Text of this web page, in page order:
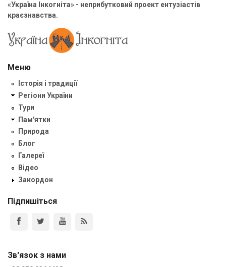
«Україна Інкогніта» - неприбутковий проект ентузіастів
краєзнавства.
Меню
Історія і традиції
Регіони України
Тури
Пам'ятки
Природа
Блог
Галереї
Відео
Закордон
Підпишіться
Зв'язок з нами